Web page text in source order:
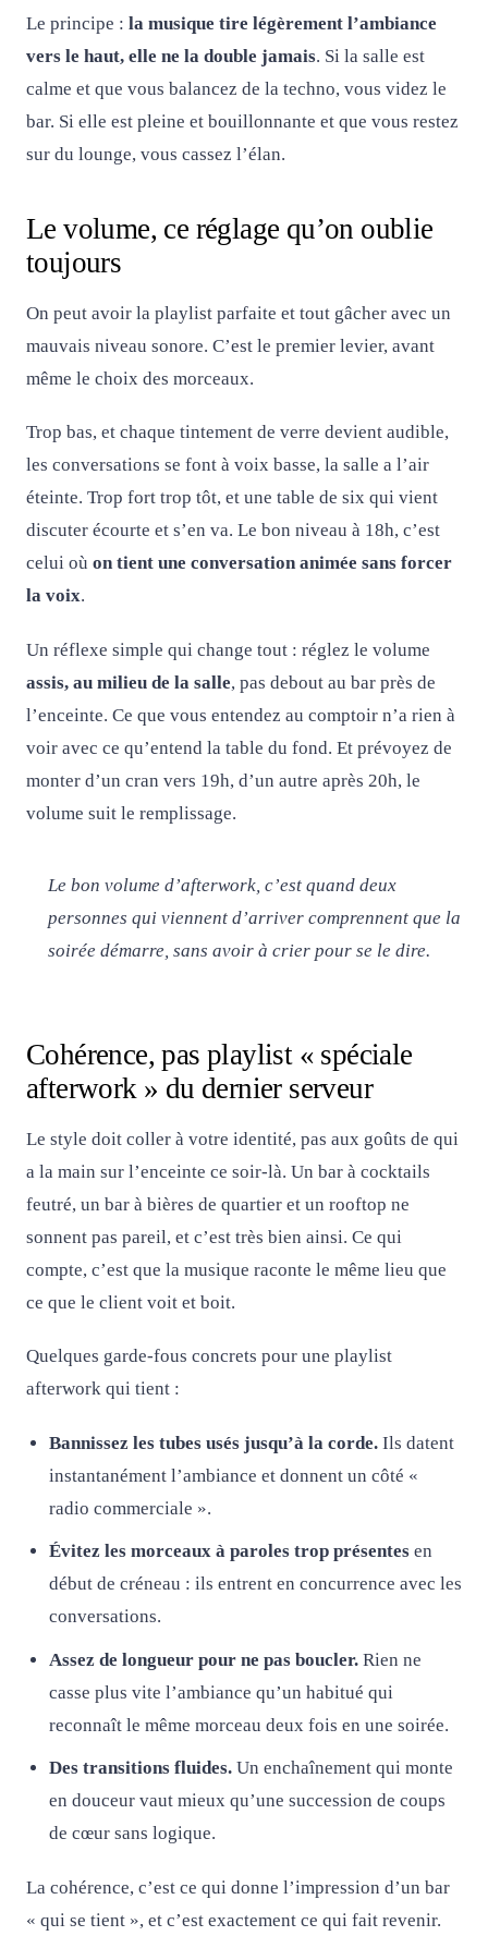
Le principe : la musique tire légèrement l’ambiance
vers le haut, elle ne la double jamais. Si la salle est
calme et que vous balancez de la techno, vous videz le
bar. Si elle est pleine et bouillonnante et que vous restez
sur du lounge, vous cassez l’élan.
Le volume, ce réglage qu’on oublie
toujours
On peut avoir la playlist parfaite et tout gâcher avec un
mauvais niveau sonore. C’est le premier levier, avant
même le choix des morceaux.
Trop bas, et chaque tintement de verre devient audible,
les conversations se font à voix basse, la salle a l’air
éteinte. Trop fort trop tôt, et une table de six qui vient
discuter écourte et s’en va. Le bon niveau à 18h, c’est
celui où on tient une conversation animée sans forcer
la voix.
Un réflexe simple qui change tout : réglez le volume
assis, au milieu de la salle, pas debout au bar près de
l’enceinte. Ce que vous entendez au comptoir n’a rien à
voir avec ce qu’entend la table du fond. Et prévoyez de
monter d’un cran vers 19h, d’un autre après 20h, le
volume suit le remplissage.
Le bon volume d’afterwork, c’est quand deux
personnes qui viennent d’arriver comprennent que la
soirée démarre, sans avoir à crier pour se le dire.
Cohérence, pas playlist « spéciale
afterwork » du dernier serveur
Le style doit coller à votre identité, pas aux goûts de qui
a la main sur l’enceinte ce soir-là. Un bar à cocktails
feutré, un bar à bières de quartier et un rooftop ne
sonnent pas pareil, et c’est très bien ainsi. Ce qui
compte, c’est que la musique raconte le même lieu que
ce que le client voit et boit.
Quelques garde-fous concrets pour une playlist
afterwork qui tient :
Bannissez les tubes usés jusqu’à la corde.Ils datent
instantanément l’ambiance et donnent un côté «
radio commerciale ».
Évitez les morceaux à paroles trop présentesen
début de créneau : ils entrent en concurrence avec les
conversations.
Assez de longueur pour ne pas boucler.Rien ne
casse plus vite l’ambiance qu’un habitué qui
reconnaît le même morceau deux fois en une soirée.
Des transitions fluides.Un enchaînement qui monte
en douceur vaut mieux qu’une succession de coups
de cœur sans logique.
La cohérence, c’est ce qui donne l’impression d’un bar
« qui se tient », et c’est exactement ce qui fait revenir.